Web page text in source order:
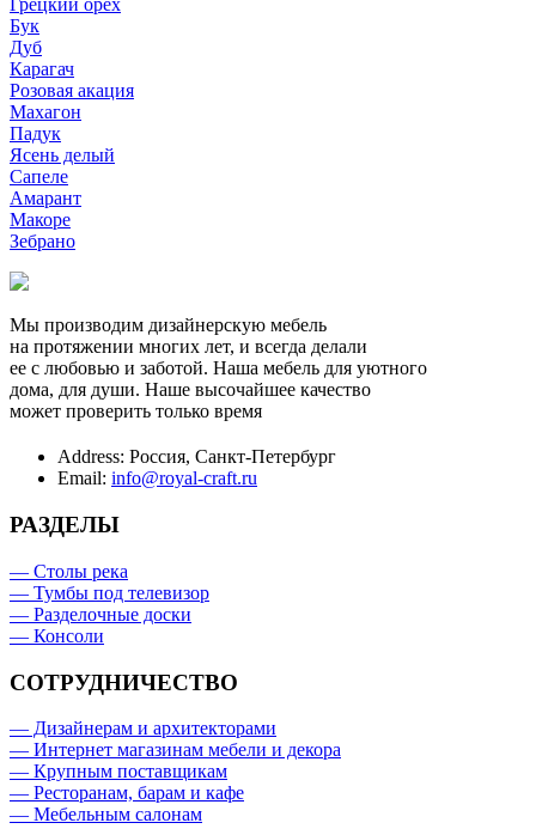
Грецкий орех
Бук
Дуб
Карагач
Розовая акация
Махагон
Падук
Ясень делый
Сапеле
Амарант
Макоре
Зебрано
Мы производим дизайнерскую мебель
на протяжении многих лет, и всегда делали
ее с любовью и заботой. Наша мебель для уютного
дома, для души. Наше высочайшее качество
может проверить только время
Address: Россия, Санкт-Петербург
Email: info@royal-craft.ru
РАЗДЕЛЫ
— Столы река
— Тумбы под телевизор
— Разделочные доски
— Консоли
СОТРУДНИЧЕСТВО
— Дизайнерам и архитекторами
— Интернет магазинам мебели и декора
— Крупным поставщикам
— Ресторанам, барам и кафе
— Мебельным салонам